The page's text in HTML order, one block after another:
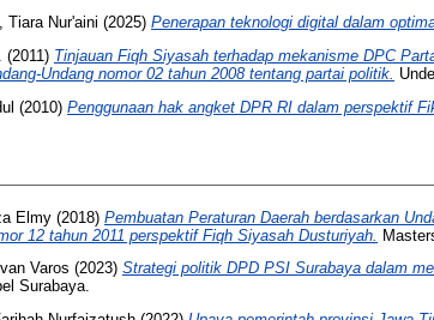
Tiara Nur'aini (2025) Penerapan teknologi digital dalam
(2011) Tinjauan Fiqh Siyasah terhadap mekanisme DPC
Undang nomor 02 tahun 2008 tentang partai politik.
(2010) Penggunaan hak angket DPR RI dalam perspektif
Elmy (2018) Pembuatan Peraturan Daerah berdasarkan
12 tahun 2011 perspektif Fiqh Siyasah Dusturiyah.
Varos (2023) Strategi politik DPD PSI Surabaya dalam
Surabaya.